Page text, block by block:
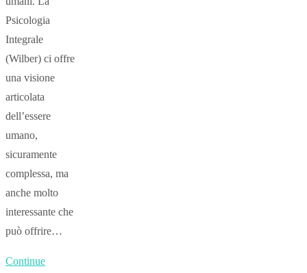
Psicologia
Integrale
(Wilber) ci offre
una visione
articolata
dell’essere
umano,
sicuramente
complessa, ma
anche molto
interessante che
può offrire…
Continue